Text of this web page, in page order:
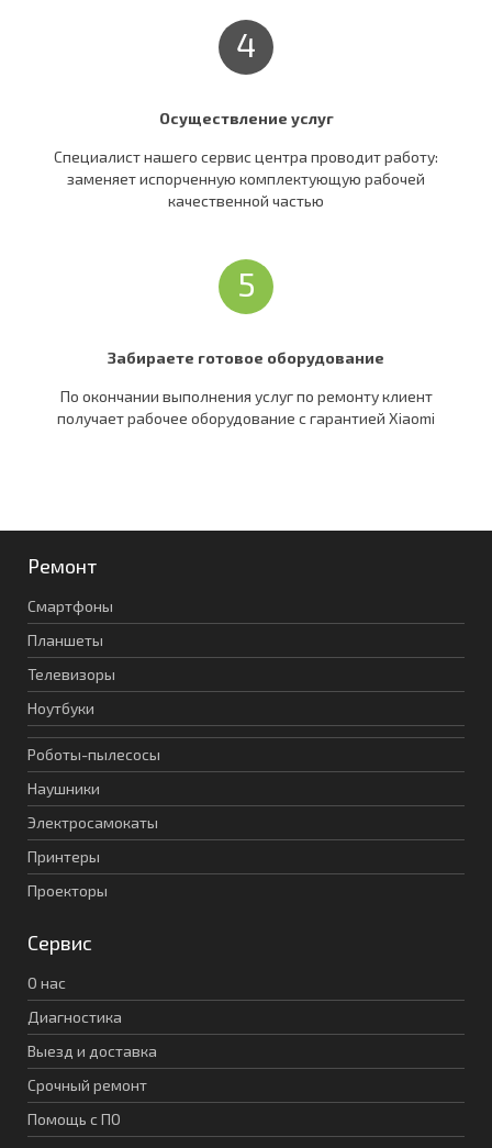
4
Осуществление услуг
Специалист нашего сервис центра проводит работу:
заменяет испорченную комплектующую рабочей
качественной частью
5
Забираете готовое оборудование
По окончании выполнения услуг по ремонту клиент
получает рабочее оборудование c гарантией Xiaomi
Ремонт
Смартфоны
Планшеты
Телевизоры
Ноутбуки
Роботы-пылесосы
Наушники
Электросамокаты
Принтеры
Проекторы
Сервис
О нас
Диагностика
Выезд и доставка
Срочный ремонт
Помощь с ПО